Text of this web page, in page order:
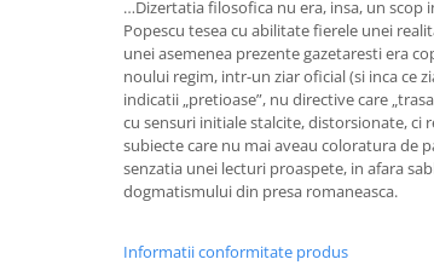
…Dizertatia filosofica nu era, insa, un scop
Popescu tesea cu abilitate fierele unei
unei asemenea prezente gazetaresti era
noului regim, intr-un ziar oficial (si inca ce
indicatii „pretioase”, nu directive care
cu sensuri initiale stalcite, distorsionate, ci
subiecte care nu mai aveau coloratura de
senzatia unei lecturi proaspete, in afara
dogmatismului din presa romaneasca.
Informatii conformitate produs